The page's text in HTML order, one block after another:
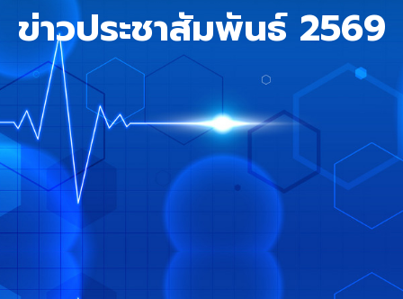
ข่าวประชาสัมพันธ์ 2569